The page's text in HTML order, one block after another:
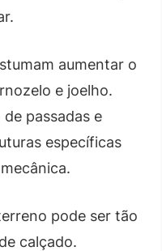
aumentar o
e joelho.
passadas e
específicas
pode ser tão
calçado.